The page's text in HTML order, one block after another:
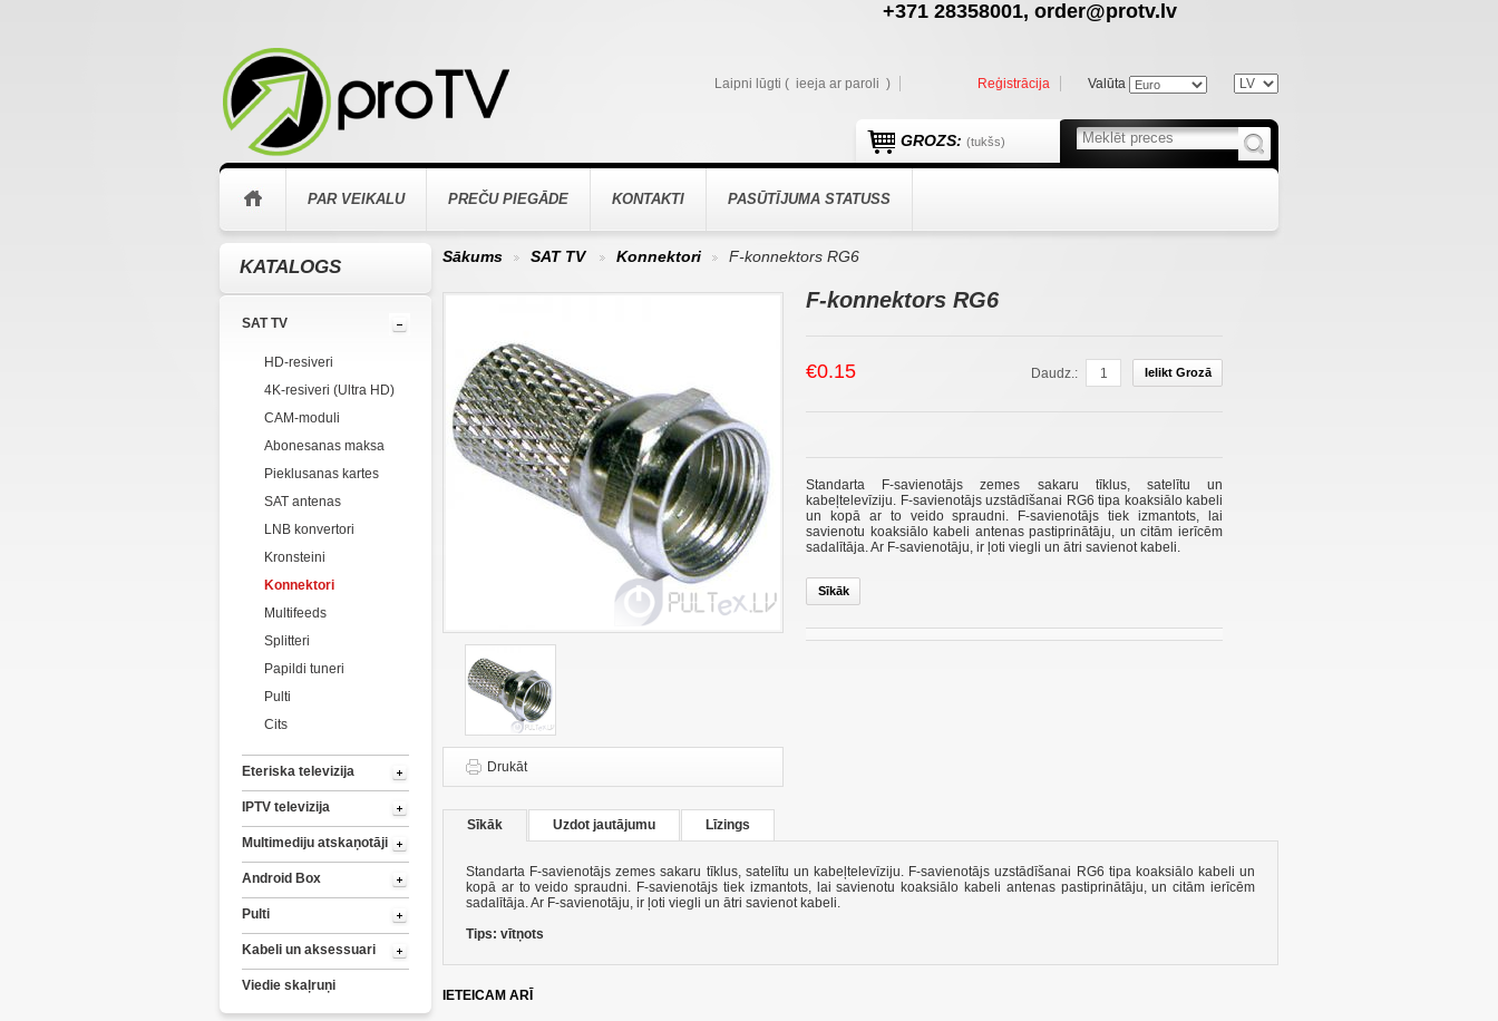
+371 28358001, order@protv.lv
Valūta
PAR VEIKALU PREČU PIEGĀDE KONTAKTI PASŪTĪJUMA STATUSS
GROZS: (tukšs)
Reģistrācija
Laipni lūgti ( ieeja ar paroli )
KATALOGS
SAT TV
HD-resiveri
4K-resiveri (Ultra HD)
CAM-moduli
Abonesanas maksa
Pieklusanas kartes
SAT antenas
LNB konvertori
Kronsteini
Konnektori
Multifeeds
Splitteri
Papildi tuneri
Pulti
Cits
Eteriska televizija
IPTV televizija
Multimediju atskaņotāji
Android Box
Pulti
Kabeli un aksessuari
Viedie skaļruņi
Sākums
SAT TV
Konnektori
F-konnektors RG6
Drukāt
F-konnektors RG6
€0.15 Ielikt Grozā
Daudz.:
Standarta F-savienotājs zemes sakaru tīklus, satelītu
un
kabeļtelevīziju. F-savienotājs uzstādīšanai RG6 tipa koaksiālo kabeli
un kopā ar to veido spraudni. F-savienotājs tiek izmantots, lai
savienotu koaksiālo kabeli antenas pastiprinātāju, un citām ierīcēm
sadalītāja.Ar F-savienotāju, ir ļoti viegli un ātri savienot kabeli.
Sīkāk
Sīkāk Uzdot jautājumu Līzings
Standarta F-savienotājs zemes sakaru tīklus, satelītu un kabeļtelevīziju. F-savienotājs uzstādīšanai RG6 tipa koaksiālo kabeli un
kopā ar to veido spraudni. F-savienotājs tiek izmantots, lai savienotu koaksiālo kabeli antenas pastiprinātāju, un citām ierīcēm
sadalītāja.Ar F-savienotāju, ir ļoti viegli un ātri savienot kabeli.
Tips: vītņots
IETEICAM ARĪ